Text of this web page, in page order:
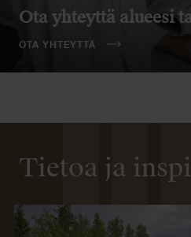
Ota yhteyttä alueesi
OTA YHTEYTTÄ
Tietoa ja